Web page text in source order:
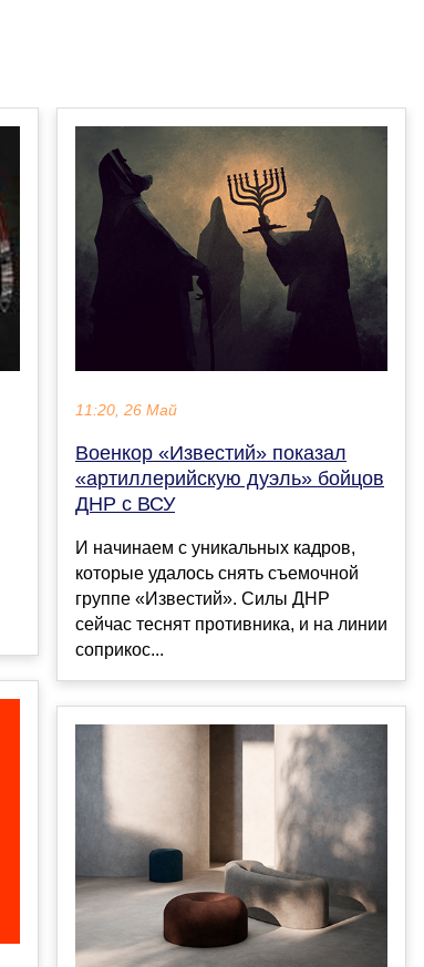
11:20, 26 Май
Военкор «Известий» показал
«артиллерийскую дуэль» бойцов
ДНР с ВСУ
И начинаем с уникальных кадров,
которые удалось снять съемочной
группе «Известий». Силы ДНР
сейчас теснят противника, и на линии
соприкос...